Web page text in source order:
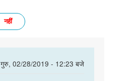
नहीं
गुरु, 02/28/2019 - 12:23 बजे